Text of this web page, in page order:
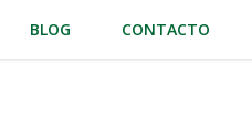
BLOG CONTACTO